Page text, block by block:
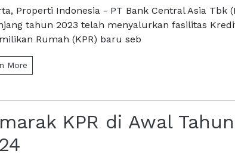
Properti Indonesia - PT Bank Central Asia Tbk
tahun 2023 telah menyalurkan fasilitas
Rumah (KPR) baru seb
More
KPR di Awal Tahun